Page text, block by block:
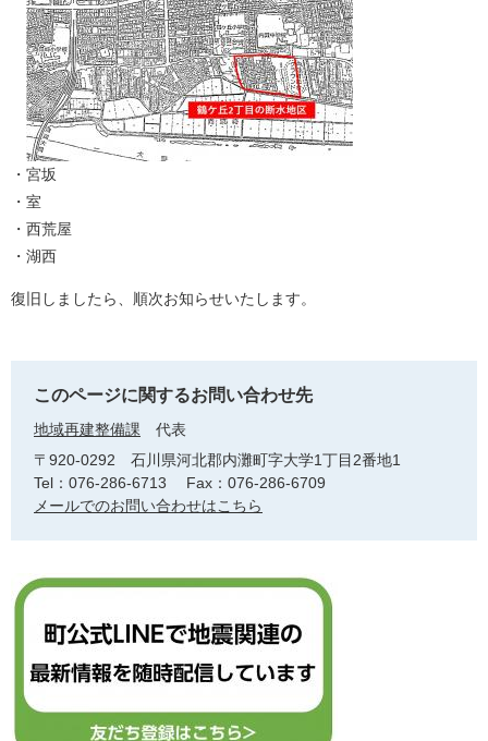
・宮坂
・室
・西荒屋
・湖西
復旧しましたら、順次お知らせいたします。
このページに関するお問い合わせ先
地域再建整備課
代表
〒920-0292
石川県河北郡内灘町字大学1丁目2番地1
Tel：076-286-6713
Fax：076-286-6709
メールでのお問い合わせはこちら